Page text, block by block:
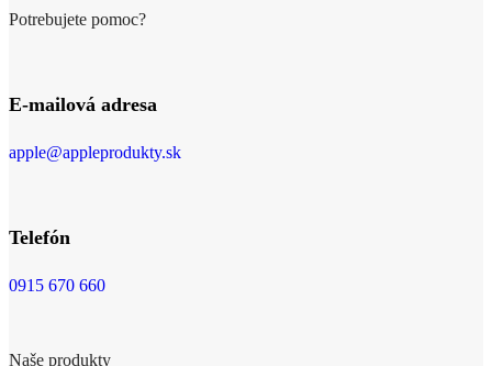
Potrebujete pomoc?
E-mailová adresa
apple@appleprodukty.sk
Telefón
0915 670 660
Naše produkty